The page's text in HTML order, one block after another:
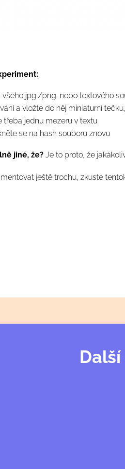
všeho jpg./png. nebo textového
a vložte do něj miniaturní
jednu mezeru v textu
se na hash souboru znovu
jiné, že? Je to proto, že
ještě trochu, zkuste